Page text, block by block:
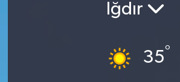
Iğdır
35°